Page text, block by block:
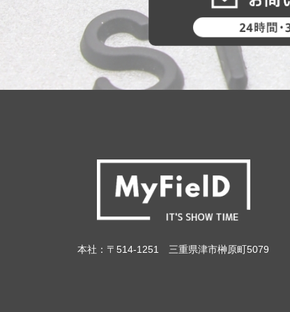
本社：〒514-1251 三重県津市榊原町5079